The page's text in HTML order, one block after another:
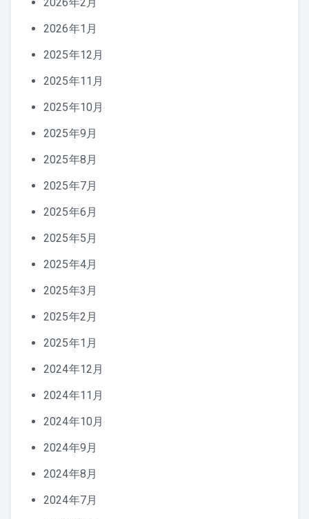
2026年1月
2025年12月
2025年11月
2025年10月
2025年9月
2025年8月
2025年7月
2025年6月
2025年5月
2025年4月
2025年3月
2025年2月
2025年1月
2024年12月
2024年11月
2024年10月
2024年9月
2024年8月
2024年7月